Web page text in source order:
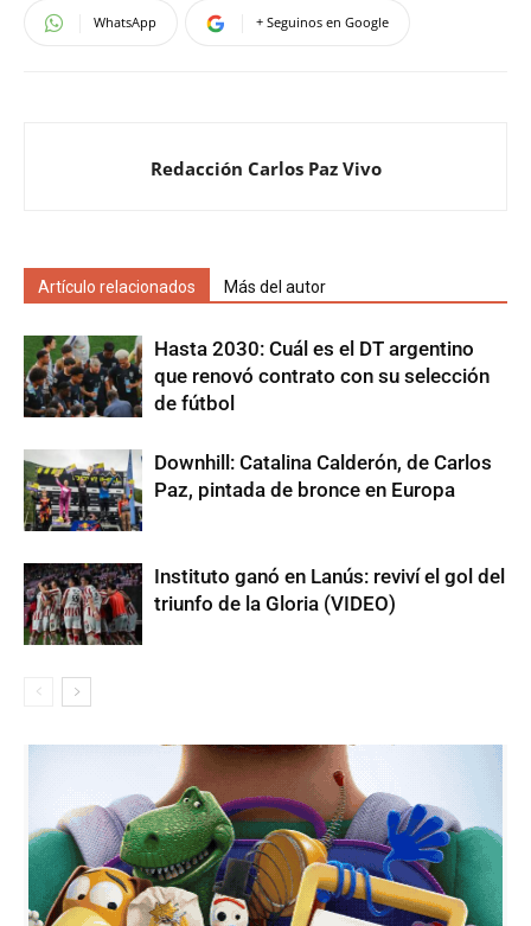
WhatsApp + Seguinos en Google
Redacción Carlos Paz Vivo
Artículo relacionados Más del autor
Hasta 2030: Cuál es el DT argentino
que renovó contrato con su selección
de fútbol
Downhill: Catalina Calderón, de Carlos
Paz, pintada de bronce en Europa
Instituto ganó en Lanús: reviví el gol del
triunfo de la Gloria (VIDEO)